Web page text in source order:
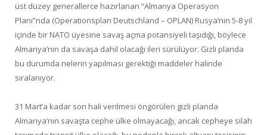
üst düzey generallerce hazırlanan “Almanya Operasyon
Planı”nda (Operationsplan Deutschland – OPLAN) Rusya’nın 5-8 yıl
içinde bir NATO üyesine savaş açma potansiyeli taşıdığı, böylece
Almanya’nın da savaşa dahil olacağı ileri sürülüyor. Gizli planda
bu durumda nelerin yapılması gerektiği maddeler halinde
sıralanıyor.
31 Mart’a kadar son hali verilmesi öngörülen gizli planda
Almanya’nın savaşta cephe ülke olmayacağı, ancak cepheye silah